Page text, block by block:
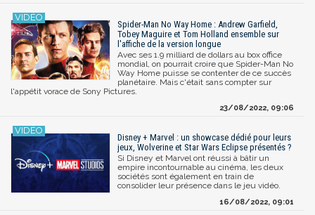
Spider-Man No Way Home : Andrew Garfield,
Tobey Maguire et Tom Holland ensemble sur
l'affiche de la version longue
Avec ses 1.9 milliard de dollars au box office
mondial, on pourrait croire que Spider-Man No
Way Home puisse se contenter de ce succès
planétaire. Mais c'était sans compter sur
l'appétit vorace de Sony Pictures.
23/08/2022, 09:06
Disney + Marvel : un showcase dédié pour leurs
jeux, Wolverine et Star Wars Eclipse présentés ?
Si Disney et Marvel ont réussi à bâtir un
empire incontournable au cinéma, les deux
sociétés sont également en train de
consolider leur présence dans le jeu vidéo.
16/08/2022, 09:01